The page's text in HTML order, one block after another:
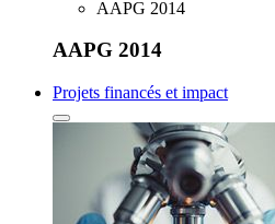
AAPG 2014
AAPG 2014
Projets financés et impact